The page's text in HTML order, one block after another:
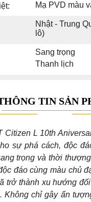
Mạ PVD màu
Nhật - Trung
lô)
Sang trọng
Thanh lịch
TIN SẢN
Citizen L 10th
sự phá cách, độc
trọng và thời
đáo cùng màu chủ
trở thành xu hướng
Không chỉ gây ấn